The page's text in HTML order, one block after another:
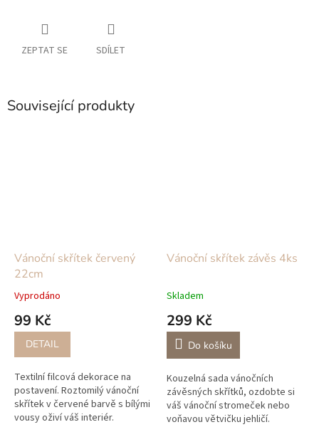
ZEPTAT SE SDÍLET
Související produkty
Vánoční skřítek červený
22cm
Vyprodáno
99 Kč
DETAIL
Textilní filcová dekorace na
postavení. Roztomilý vánoční
skřítek v červené barvě s bílými
vousy oživí váš interiér.
Vánoční skřítek závěs 4ks
Skladem
299 Kč
Do košíku
Kouzelná sada vánočních
závěsných skřítků, ozdobte si
váš vánoční stromeček nebo
voňavou větvičku jehličí.